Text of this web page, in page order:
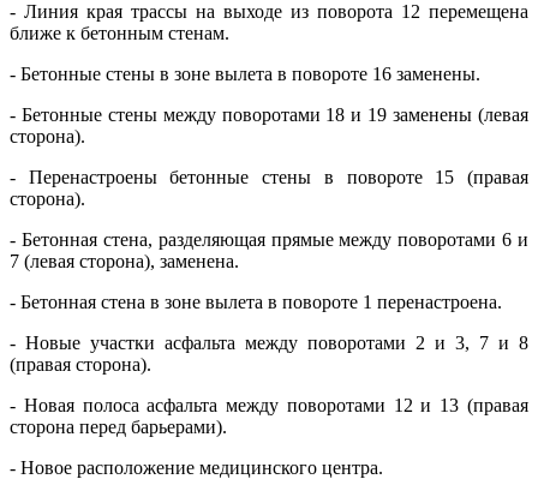
- Линия края трассы на выходе из поворота 12 перемещена
ближе к бетонным стенам.
- Бетонные стены в зоне вылета в повороте 16 заменены.
- Бетонные стены между поворотами 18 и 19 заменены (левая
сторона).
- Перенастроены бетонные стены в повороте 15 (правая
сторона).
- Бетонная стена, разделяющая прямые между поворотами 6 и
7 (левая сторона), заменена.
- Бетонная стена в зоне вылета в повороте 1 перенастроена.
- Новые участки асфальта между поворотами 2 и 3, 7 и 8
(правая сторона).
- Новая полоса асфальта между поворотами 12 и 13 (правая
сторона перед барьерами).
- Новое расположение медицинского центра.